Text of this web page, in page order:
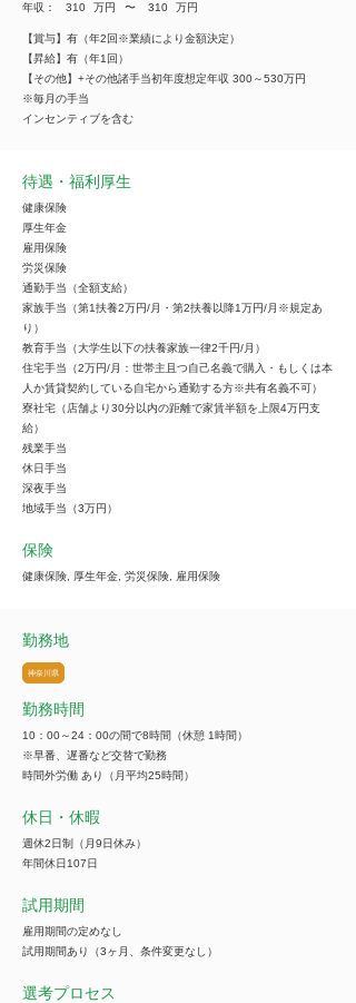
年収： 310 万円 ​〜 310 万円
【賞与】有（年2回※業績により金額決定）
【昇給】有（年1回）
【その他】+その他諸手当初年度想定年収 300～530万円
※毎月の手当
インセンティブを含む
待遇・福利厚生
健康保険
厚生年金
雇用保険
労災保険
通勤手当（全額支給）
家族手当（第1扶養2万円/月・第2扶養以降1万円/月※規定あ
り）
教育手当（大学生以下の扶養家族一律2千円/月）
住宅手当（2万円/月：世帯主且つ自己名義で購入・もしくは本
人か賃貸契約している自宅から通勤する方※共有名義不可）
寮社宅（店舗より30分以内の距離で家賃半額を上限4万円支
給）
残業手当
休日手当
深夜手当
地域手当（3万円）
保険
健康保険, 厚生年金, 労災保険, 雇用保険
勤務地
神奈川県
勤務時間
10：00～24：00の間で8時間（休憩 1時間）
※早番、遅番など交替で勤務
時間外労働 あり（月平均25時間）
休日・休暇
週休2日制（月9日休み）
年間休日107日
試用期間
雇用期間の定めなし
試用期間あり（3ヶ月、条件変更なし）
選考プロセス